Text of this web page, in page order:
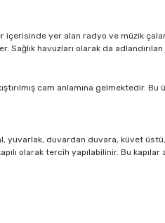
yer alan radyo ve müzik
havuzları olarak da
cam anlamına gelmektedir.
yuvarlak, duvardan duvara, küvet
olarak tercih yapılabilinir. Bu